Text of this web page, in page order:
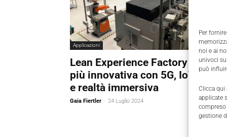
Per
noi e ai
univoci
può
Clicca qui
applicate
gestione
Applicazioni
Lean Experience Factory sempre
più innovativa con 5G, IoT, GenAI
e realtà immersiva
Gaia Fiertler - 24 Luglio 2024